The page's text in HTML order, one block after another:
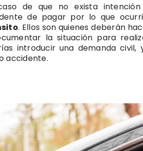
de que no exista
de pagar por lo que
. Ellos son quienes deberán
la situación para
introducir una demanda
accidente.